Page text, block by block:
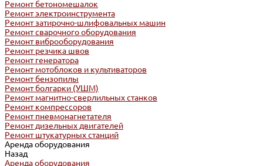
Ремонт бетономешалок
Ремонт электроинструмента
Ремонт затирочно-шлифовальных машин
Ремонт сварочного оборудования
Ремонт виброоборудования
Ремонт резчика швов
Ремонт генератора
Ремонт мотоблоков и культиваторов
Ремонт бензопилы
Ремонт болгарки (УШМ)
Ремонт магнитно-сверлильных станков
Ремонт компрессоров
Ремонт пневмонагнетателя
Ремонт дизельных двигателей
Ремонт штукатурных станций
Аренда оборудования
Назад
Аренда оборудования